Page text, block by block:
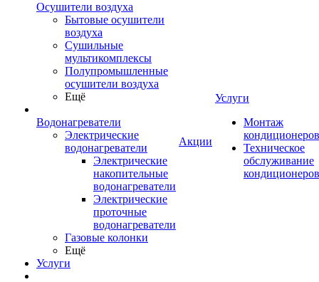
Осушители воздуха
Бытовые осушители
воздуха
Сушильные
мультикомплексы
Полупромышленные
осушители воздуха
Ещё
Водонагреватели
Электрические
водонагреватели
Электрические
накопительные
водонагреватели
Электрические
проточные
водонагреватели
Газовые колонки
Ещё
Услуги
Акции
Услуги
Монтаж
кондиционеров
Техническое
обслуживание
кондиционеров